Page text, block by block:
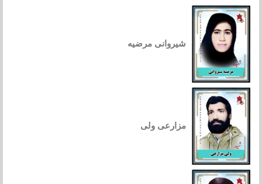
شیروانی مرضیه
مزارعی ولی